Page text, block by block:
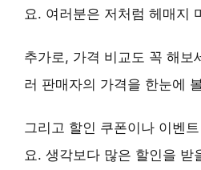
요. 여러분은 저처럼 헤매지
추가로, 가격 비교 도 꼭 해보
러 판매자의 가격을 한눈에
그리고 할인 쿠폰이나 이벤트
요. 생각보다 많은 할인을 받